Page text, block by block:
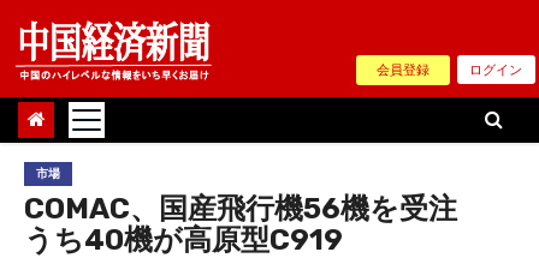
Skip
content
会員登録 ログイン
市場
COMAC、国産飛行機56機を受注
うち40機が高原型C919